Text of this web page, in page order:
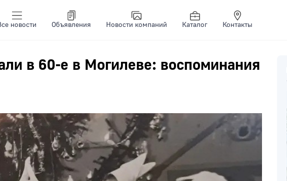
новости Объявления Новости компаний Каталог Контакты
в 60-е в Могилеве: воспоминания